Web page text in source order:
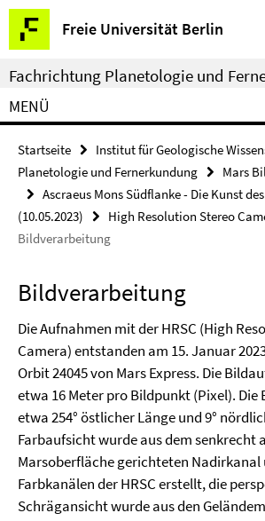
Springe
direkt
zu
Inhalt
Freie Universität Berlin
Service-
Navigation
Fachrichtung Planetologie und
MENÜ
Startseite
Institut für Geologische
Planetologie und Fernerkundung
Mars
Ascraeus Mons Südflanke - Die Kunst
(10.05.2023)
High Resolution Stereo
Bildverarbeitung
Bildverarbeitung
Die Aufnahmen mit der HRSC (High
Camera) entstanden am 15. Januar
Orbit 24045 von Mars Express. Die
etwa 16 Meter pro Bildpunkt (Pixel).
etwa 254° östlicher Länge und 9°
Farbaufsicht wurde aus dem senkrecht
Marsoberfläche gerichteten Nadirkanal
Farbkanälen der HRSC erstellt, die
Schrägansicht wurde aus den